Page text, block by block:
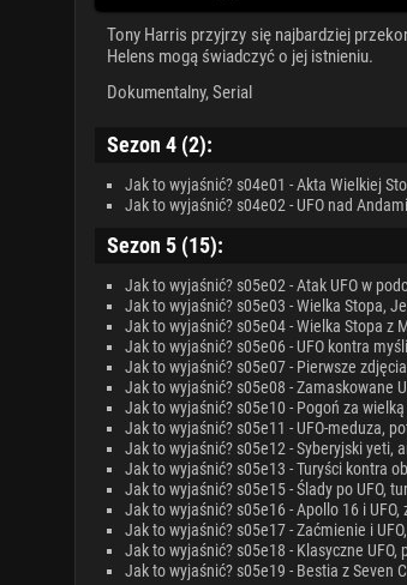
Tony Harris przyjrzy się najbardziej
Helens mogą świadczyć o jej istnieniu.
Dokumentalny,Serial
Sezon 4 (2):
Jak to wyjaśnić? s04e01 - Akta Wielkiej
Jak to wyjaśnić? s04e02 - UFO nad
Sezon 5 (15):
Jak to wyjaśnić? s05e02 - Atak UFO w
Jak to wyjaśnić? s05e03 - Wielka Stopa,
Jak to wyjaśnić? s05e04 - Wielka Stopa z
Jak to wyjaśnić? s05e06 - UFO kontra
Jak to wyjaśnić? s05e07 - Pierwsze
Jak to wyjaśnić? s05e08 - Zamaskowane
Jak to wyjaśnić? s05e10 - Pogoń za
Jak to wyjaśnić? s05e11 - UFO-meduza,
Jak to wyjaśnić? s05e12 - Syberyjski yeti,
Jak to wyjaśnić? s05e13 - Turyści kontra
Jak to wyjaśnić? s05e15 - Ślady po UFO,
Jak to wyjaśnić? s05e16 - Apollo 16 i
Jak to wyjaśnić? s05e17 - Zaćmienie i
Jak to wyjaśnić? s05e18 - Klasyczne
Jak to wyjaśnić? s05e19 - Bestia z Seven